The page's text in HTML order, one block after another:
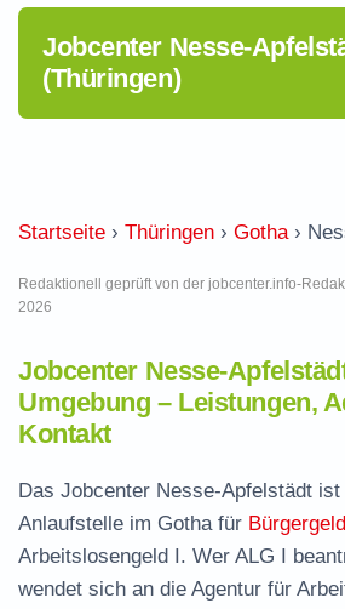
Jobcenter Nesse-
(Thüringen)
Startseite › Thüringen › Gotha›
Redaktionell geprüft von der jobcenter.info-
2026
Jobcenter Nesse-
Umgebung – Leistungen,
Kontakt
Das Jobcenter Nesse-Apfelstädt
Anlaufstelle im Gotha für
Arbeitslosengeld I. Wer ALG I
wendet sich an die Agentur für